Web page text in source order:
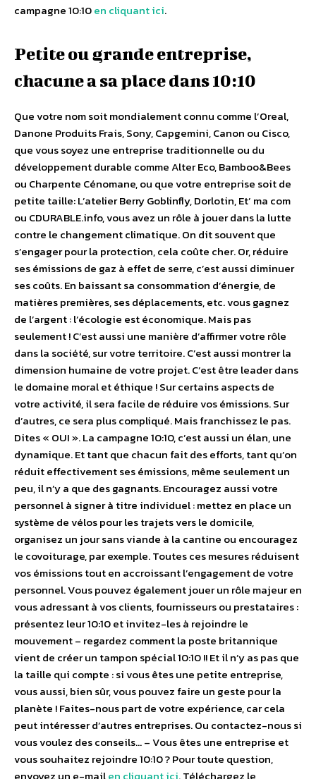
campagne 10:10en cliquant ici.
Petite ou grande entreprise,
chacune a sa place dans 10:10
Que votre nom soit mondialement connu comme l’Oreal,
Danone Produits Frais, Sony, Capgemini, Canon ou Cisco,
que vous soyez une entreprise traditionnelle ou du
développement durable comme Alter Eco, Bamboo&Bees
ou Charpente Cénomane, ou que votre entreprise soit de
petite taille: L’atelier Berry Goblinfly, Dorlotin, Et’ ma com
ou CDURABLE.info, vous avez un rôle à jouer dans la lutte
contre le changement climatique. On dit souvent que
s’engager pour la protection, cela coûte cher. Or, réduire
ses émissions de gaz à effet de serre, c’est aussi diminuer
ses coûts. En baissant sa consommation d’énergie, de
matières premières, ses déplacements, etc. vous gagnez
de l’argent : l’écologie est économique. Mais pas
seulement ! C’est aussi une manière d’affirmer votre rôle
dans la société, sur votre territoire. C’est aussi montrer la
dimension humaine de votre projet. C’est être leader dans
le domaine moral et éthique ! Sur certains aspects de
votre activité, il sera facile de réduire vos émissions. Sur
d’autres, ce sera plus compliqué. Mais franchissez le pas.
Dites « OUI ». La campagne 10:10, c’est aussi un élan, une
dynamique. Et tant que chacun fait des efforts, tant qu’on
réduit effectivement ses émissions, même seulement un
peu, il n’y a que des gagnants. Encouragez aussi votre
personnel à signer à titre individuel : mettez en place un
système de vélos pour les trajets vers le domicile,
organisez un jour sans viande à la cantine ou encouragez
le covoiturage, par exemple. Toutes ces mesures réduisent
vos émissions tout en accroissant l’engagement de votre
personnel. Vous pouvez également jouer un rôle majeur en
vous adressant à vos clients, fournisseurs ou prestataires :
présentez leur 10:10 et invitez-les à rejoindre le
mouvement – regardez comment la poste britannique
vient de créer un tampon spécial 10:10 !! Et il n’y as pas que
la taille qui compte : si vous êtes une petite entreprise,
vous aussi, bien sûr, vous pouvez faire un geste pour la
planète ! Faites-nous part de votre expérience, car cela
peut intéresser d’autres entreprises. Ou contactez-nous si
vous voulez des conseils… – Vous êtes une entreprise et
vous souhaitez rejoindre 10:10 ? Pour toute question,
envoyez un e-mailen cliquant ici. Téléchargez le